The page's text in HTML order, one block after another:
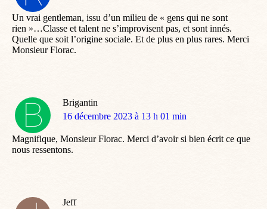
Un vrai gentleman, issu d’un milieu de « gens qui ne sont
rien »…Classe et talent ne s’improvisent pas, et sont innés.
Quelle que soit l’origine sociale. Et de plus en plus rares. Merci
Monsieur Florac.
Brigantin
dit
16 décembre 2023 à 13 h 01 min
Magnifique, Monsieur Florac. Merci d’avoir si bien écrit ce que
nous ressentons.
Jeff